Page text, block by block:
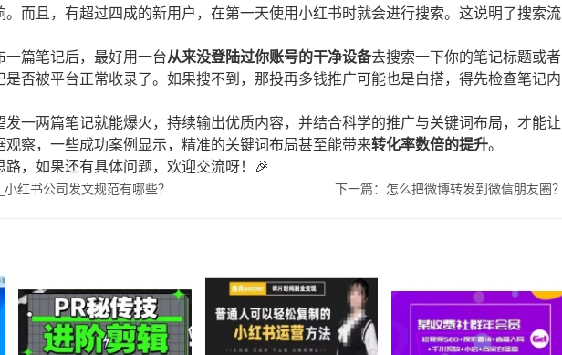
。而且，有超过四成的新用户，在第一天使用小红书时就会进行搜索。这说明了搜索流
一篇笔记后，最好用一台从来没登陆过你账号的干净设备去搜索一下你的笔记标题或者
否被平台正常收录了。如果搜不到，那投再多钱推广可能也是白搭，得先检查笔记内
一两篇笔记就能爆火，持续输出优质内容，并结合科学的推广与关键词布局，才能让
察，一些成功案例显示，精准的关键词布局甚至能带来转化率数倍的提升。
，如果还有具体问题，欢迎交流呀！🎉
红书公司发文规范有哪些？ 下一篇：怎么把微博转发到微信朋友圈？